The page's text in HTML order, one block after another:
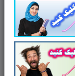
استخدامی را
مجموعه
و آگاهی
و شبیه
. مطالعه